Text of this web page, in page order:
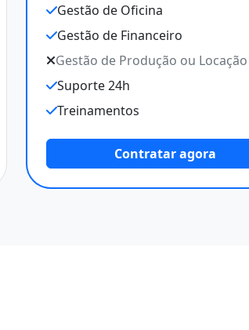
Gestão de Oficina
Gestão de Financeiro
Gestão de Produção ou Locação
Suporte 24h
Treinamentos
Contratar agora